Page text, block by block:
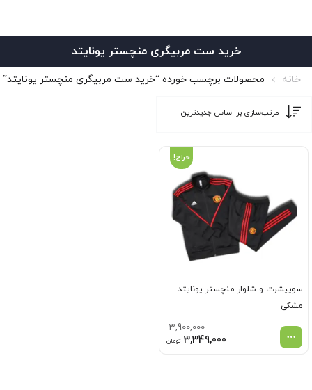
خرید ست مربیگری منچستر یونایتد
خانه محصولات برچسب خورده “خرید ست مربیگری منچستر یونایتد”
حراج!
سوییشرت و شلوار منچستر یونایتد
مشکی
3,900,000
قیمت
3,349,000 تومانقیمت